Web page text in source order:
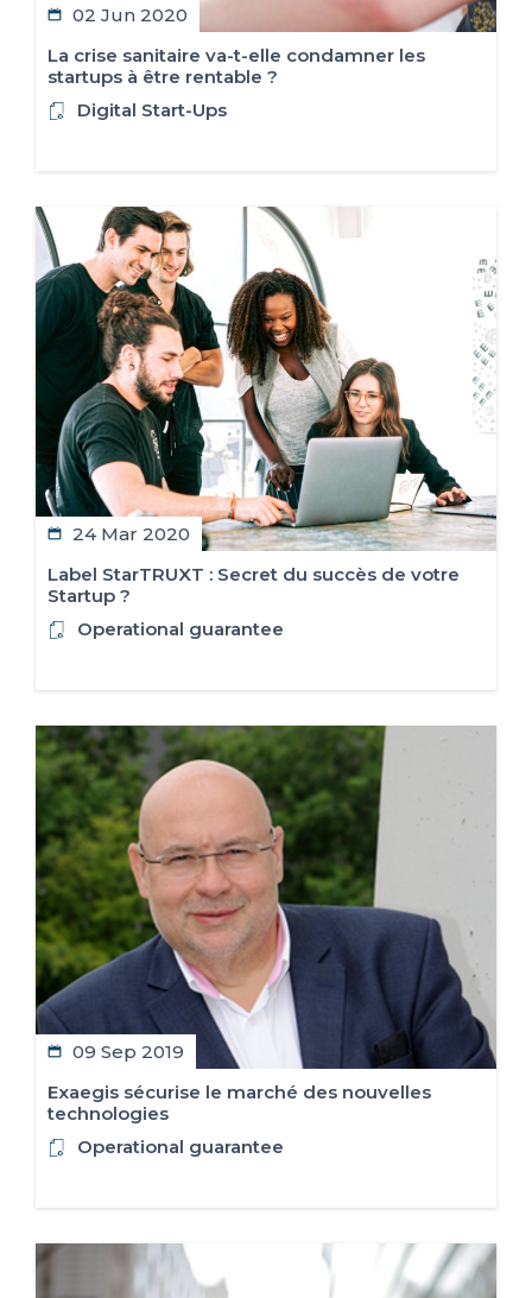
02 Jun 2020
La crise sanitaire va-t-elle condamner les
startups à être rentable ?
Digital Start-Ups
24 Mar 2020
Label StarTRUXT : Secret du succès de votre
Startup ?
Operational guarantee
09 Sep 2019
​Exaegis sécurise le marché des nouvelles
technologies
Operational guarantee